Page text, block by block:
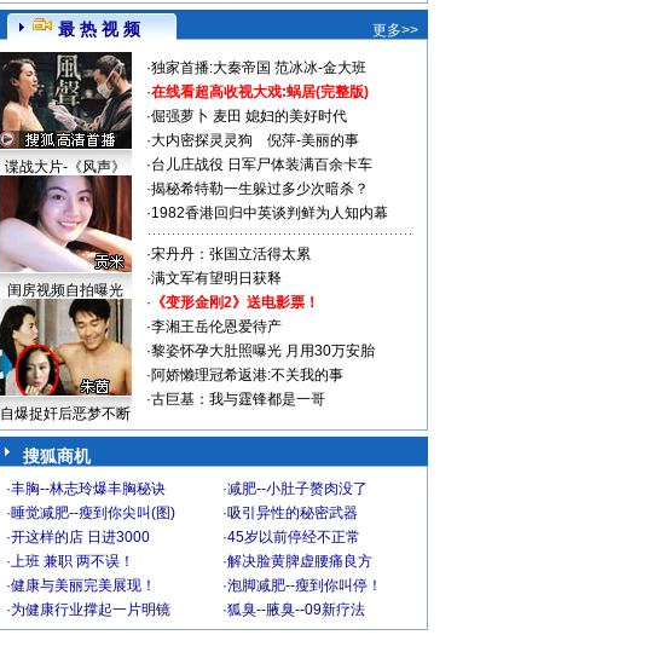
最 热 视 频 更多>>
谍战大片-《风声》
闺房视频自拍曝光
自爆捉奸后恶梦不断
·独家首播:大秦帝国 范冰冰-金大班
·在线看超高收视大戏:蜗居(完整版)
·倔强萝卜 麦田 媳妇的美好时代
·大内密探灵灵狗
倪萍-美丽的事
·台儿庄战役 日军尸体装满百余卡车
·揭秘希特勒一生躲过多少次暗杀？
·1982香港回归中英谈判鲜为人知内幕
·宋丹丹：张国立活得太累
·满文军有望明日获释
· 《变形金刚2》送电影票！
·李湘王岳伦恩爱待产
·黎姿怀孕大肚照曝光 月用30万安胎
·阿娇懒理冠希返港:不关我的事
·古巨基：我与霆锋都是一哥
搜狐商机
·丰胸--林志玲爆丰胸秘诀 ·减肥--小肚子赘肉没了
·睡觉减肥--瘦到你尖叫(图) ·吸引异性的秘密武器
·开这样的店 日进3000 ·45岁以前停经不正常
·上班 兼职 两不误！ ·解决脸黄脾虚腰痛良方
·健康与美丽完美展现！ ·泡脚减肥--瘦到你叫停！
·为健康行业撑起一片明镜 ·狐臭--腋臭--09新疗法